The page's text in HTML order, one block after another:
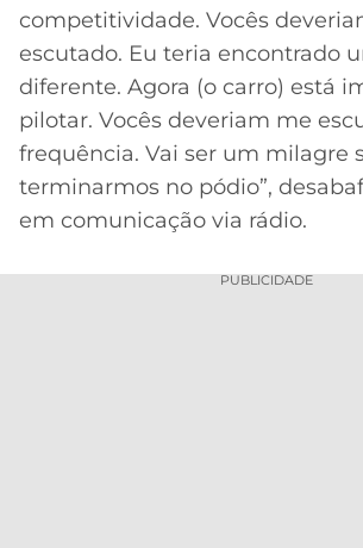
competitividade. Vocês
escutado. Eu teria encontrado
diferente. Agora (o carro) está
pilotar. Vocês deveriam me
frequência. Vai ser um milagre
terminarmos no pódio”,
em comunicação via rádio.
PUBLICIDADE